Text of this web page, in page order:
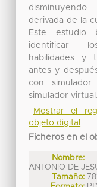
disminuyendo
derivada de la
Este estudio
identificar
habilidades y
antes y
con
simulador virtual.
Mostrar el
objeto digital
Ficheros en el
Nombre:
ANTONIO DE
Tamaño: